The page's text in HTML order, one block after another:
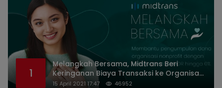
1
Melangkah Bersama, Midtrans Beri
Keringanan Biaya Transaksi ke Organisasi
Nirlaba Indonesia
15 April 2021 17:47 46952